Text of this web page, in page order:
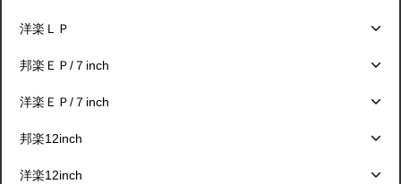
洋楽ＬＰ
邦楽ＥＰ/７inch
洋楽ＥＰ/７inch
邦楽12inch
洋楽12inch